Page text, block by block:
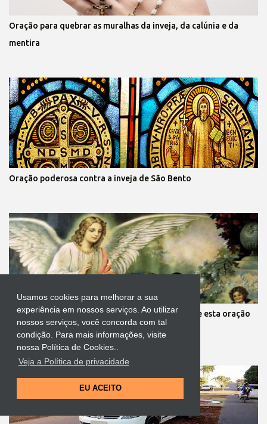
Usamos cookies para melhorar a sua
experiência em nossos serviços. Ao utilizar
nossos serviços, você concorda com tal
condição. Para mais informações, visite
nossa Política de Cookies..
Veja a Política de privacidade
EU ACEITO
Oração para quebrar as muralhas da inveja, da calúnia e da
mentira
Oração poderosa contra a inveja de São Bento
Mãe, você está preocupada com seus filhos? Reze esta oração
aos anjos da guarda deles